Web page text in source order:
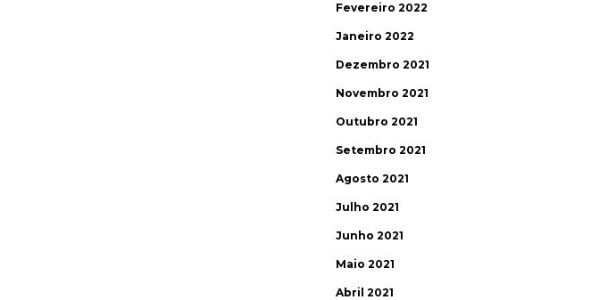
Fevereiro 2022
Janeiro 2022
Dezembro 2021
Novembro 2021
Outubro 2021
Setembro 2021
Agosto 2021
Julho 2021
Junho 2021
Maio 2021
Abril 2021